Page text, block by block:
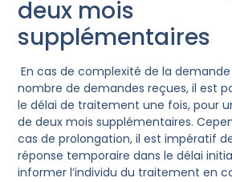
deux mois
supplémentaires
En cas de complexité de la
nombre de demandes reçues, il est
le délai de traitement une fois, pour
de deux mois supplémentaires.
cas de prolongation, il est impératif
réponse temporaire dans le délai
informer l’individu du traitement en